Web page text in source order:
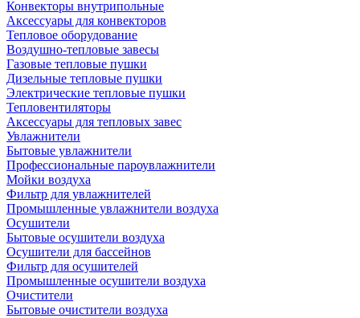
Конвекторы внутрипольные
Аксессуары для конвекторов
Тепловое оборудование
Воздушно-тепловые завесы
Газовые тепловые пушки
Дизельные тепловые пушки
Электрические тепловые пушки
Тепловентиляторы
Аксессуары для тепловых завес
Увлажнители
Бытовые увлажнители
Профессиональные пароувлажнители
Мойки воздуха
Фильтр для увлажнителей
Промышленные увлажнители воздуха
Осушители
Бытовые осушители воздуха
Осушители для бассейнов
Фильтр для осушителей
Промышленные осушители воздуха
Очистители
Бытовые очистители воздуха